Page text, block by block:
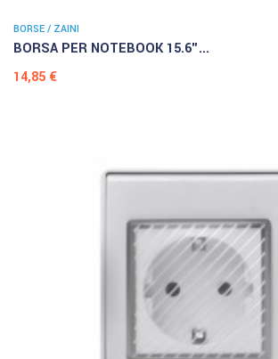
BORSE / ZAINI
BORSA PER NOTEBOOK 15.6"...
Prezzo
14,85 €